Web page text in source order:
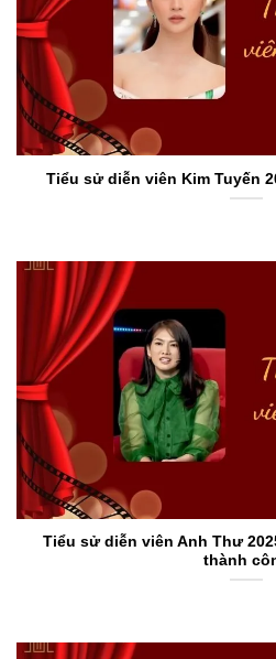
Tiểu sử diễn viên Kim Tuyến
Tiểu sử diễn viên Anh Thư
thành